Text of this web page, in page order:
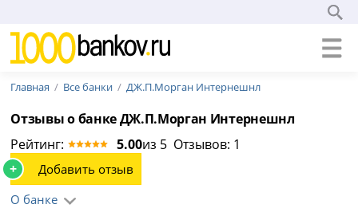
Главная Все банки ДЖ.П.Морган Интернешнл
Отзывы о банке ДЖ.П.Морган Интернешнл
Рейтинг:
5.00из 5 Отзывов: 1
+
Добавить отзыв
О банке